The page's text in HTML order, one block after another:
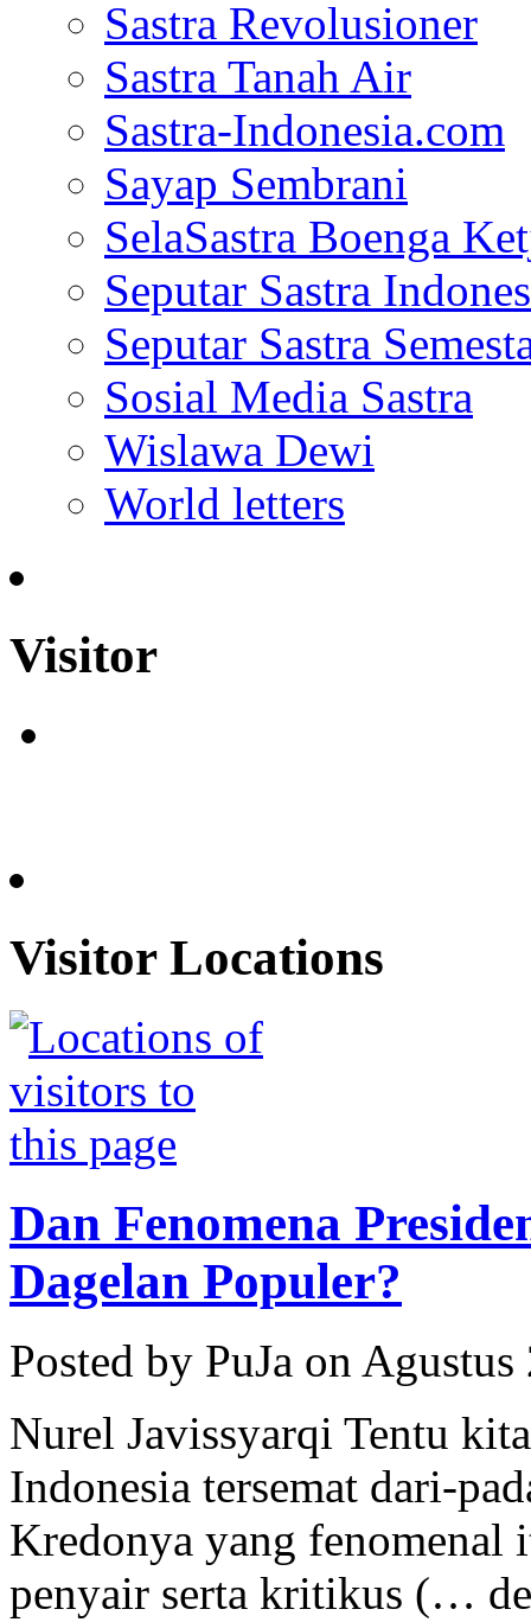
Sastra Revolusioner
Sastra Tanah Air
Sastra-Indonesia.com
Sayap Sembrani
SelaSastra Boenga
Seputar Sastra
Seputar Sastra
Sosial Media Sastra
Wislawa Dewi
World letters
Visitor
Visitor Locations
Dan Fenomena
Dagelan Populer?
Posted by PuJa on
Nurel Javissyarqi Tentu
Indonesia tersemat dari-
Kredonya yang fenomenal
penyair serta kritikus (…